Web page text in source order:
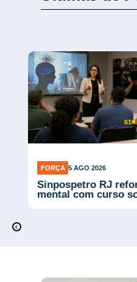
FORÇA 5 AGO 2026
Sinpospetro RJ
mental com curso